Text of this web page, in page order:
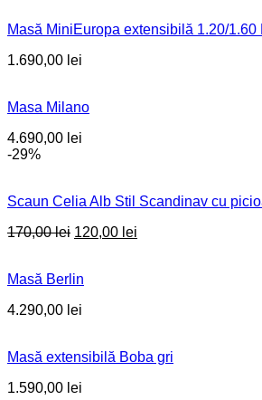
Masă MiniEuropa extensibilă 1.20/
1.690,00 lei
Masa Milano
4.690,00 lei
-29%
Scaun Celia Alb Stil Scandinav cu
170,00lei Original
170,00 lei.
120,00 lei
Masă Berlin
4.290,00 lei
Masă extensibilă Boba gri
1.590,00 lei